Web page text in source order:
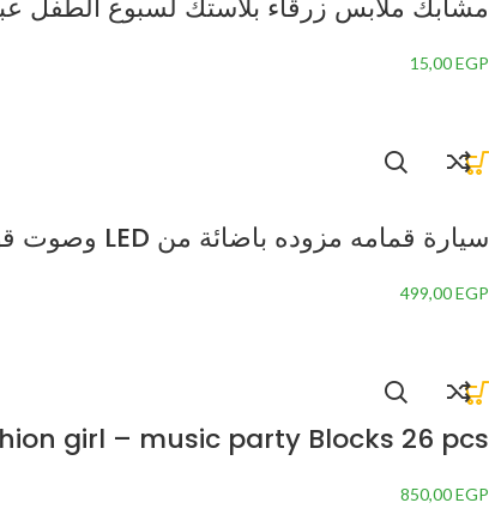
مشابك ملابس زرقاء بلاستك لسبوع الطفل عبوة من 12 قطعة- 13586 من
15,00EGP
سيارة قمامه مزوده باضائة من LED وصوت قوي-
499,00EGP
girl – music party Blocks 26 pcs
850,00EGP